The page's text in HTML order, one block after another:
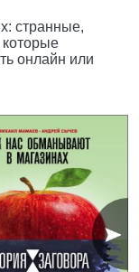
странные,
онлайн или